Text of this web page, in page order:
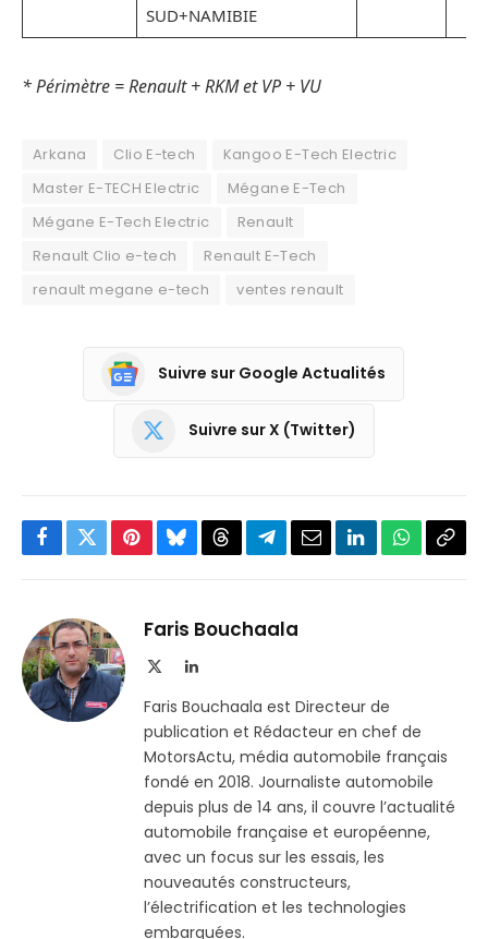
SUD+NAMIBIE
* Périmètre = Renault + RKM et VP + VU
Arkana Clio E-tech
Kangoo E-Tech Electric
Master E-TECH Electric
Mégane E-Tech
Mégane E-Tech Electric
Renault
Renault Clio e-tech
Renault E-Tech
renault megane e-tech
ventes renault
Suivre sur Google Actualités
Suivre sur X (Twitter)
Facebook
TwitterPinterestBlueskyThreadsPartager
Telegram
EmailLinkedInWhatsApp
Faris Bouchaala
LinkedIn
Faris Bouchaala est Directeur de
publication et Rédacteur en chef de
MotorsActu, média automobile français
fondé en 2018. Journaliste automobile
depuis plus de 14 ans, il couvre l’actualité
automobile française et européenne,
avec un focus sur les essais, les
nouveautés constructeurs,
l’électrification et les technologies
embarquées.